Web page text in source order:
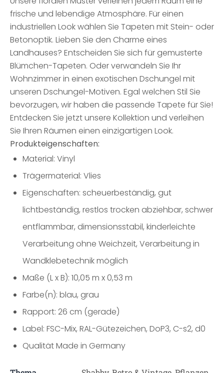
frische und lebendige Atmosphäre. Für einen
industriellen Look wählen Sie Tapeten mit Stein- oder
Betonoptik. Lieben Sie den Charme eines
Landhauses? Entscheiden Sie sich für gemusterte
Blümchen-Tapeten. Oder verwandeln Sie Ihr
Wohnzimmer in einen exotischen Dschungel mit
unseren Dschungel-Motiven. Egal welchen Stil Sie
bevorzugen, wir haben die passende Tapete für Sie!
Entdecken Sie jetzt unsere Kollektion und verleihen
Sie Ihren Räumen einen einzigartigen Look.
Produkteigenschaften:
Material: Vinyl
Trägermaterial: Vlies
Eigenschaften: scheuerbeständig, gut
lichtbeständig, restlos trocken abziehbar, schwer
entflammbar, dimensionsstabil, kinderleichte
Verarbeitung ohne Weichzeit, Verarbeitung in
Wandklebetechnik möglich
Maße (L x B): 10,05 m x 0,53 m
Farbe(n): blau, grau
Rapport: 26 cm (gerade)
Label: FSC-Mix, RAL-Gütezeichen, DoP3, C-s2, d0
Qualität Made in Germany